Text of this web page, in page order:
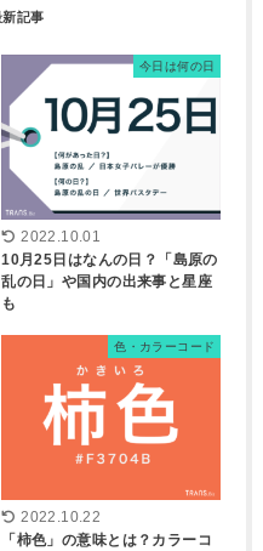
今日は何の日
2022.10.01
10月25日はなんの日？「島原の
乱の日」や国内の出来事と星座
も
色・カラーコード
2022.10.22
「柿色」の意味とは？カラーコ